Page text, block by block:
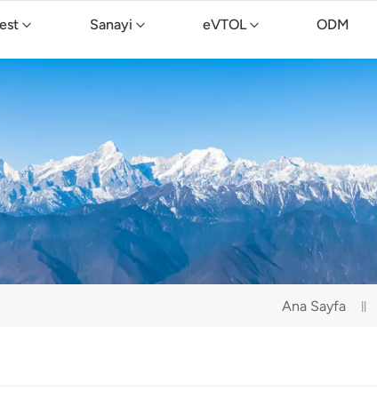
Sanayi eVTOL ODM
Ana Sayfa